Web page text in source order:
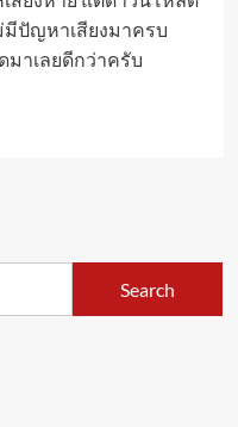
มีปัญหาเสียงมาครบ
าเลยดีกว่าครับ
Search